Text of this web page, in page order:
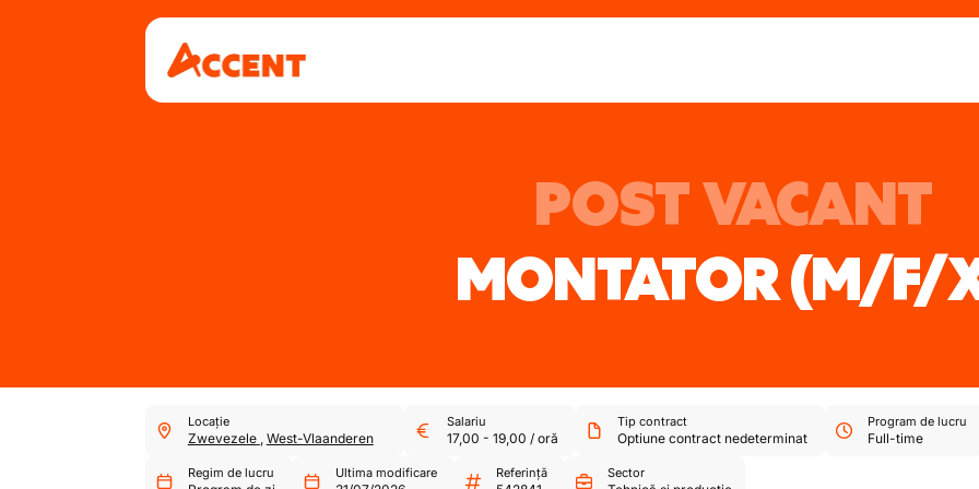
POST VACANT
MONTATOR(M/F/
Locație
Zwevezele , West-Vlaanderen
Salariu
17,00 - 19,00 / oră
Tip contract
Optiune contract nedeterminat
Program de lucru
Full-time
Regim de lucru Ultima modificare Referință Sector